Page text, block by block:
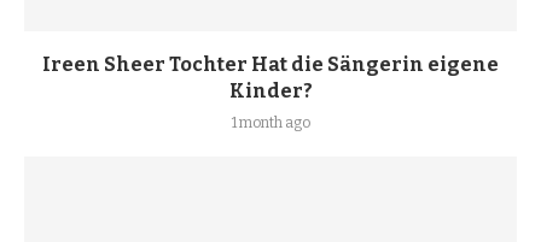
Ireen Sheer Tochter Hat die Sängerin eigene
Kinder?
1 month ago